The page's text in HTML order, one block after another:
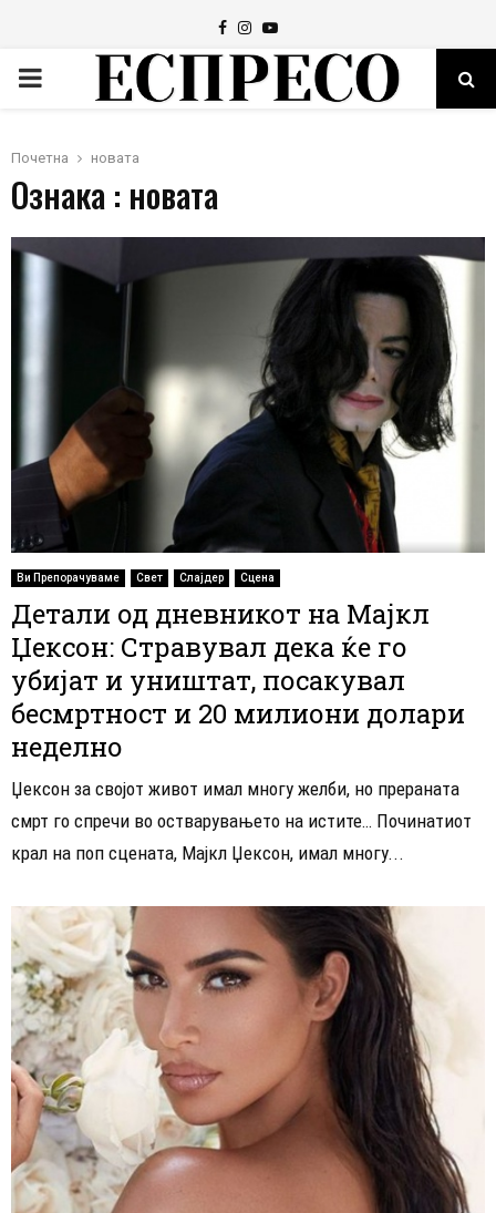
Facebook
Instagram
Youtube
PRIMARY
Почетна новата
Ознака : новата
Ви Препорачуваме Свет Слајдер Сцена
Детали од дневникот на Мајкл
Џексон: Стравувал дека ќе го
убијат и уништат, посакувал
бесмртност и 20 милиони долари
неделно
Џексон за својот живот имал многу желби, но прераната
смрт го спречи во остварувањето на истите… Починатиот
крал на поп сцената, Мајкл Џексон, имал многу...